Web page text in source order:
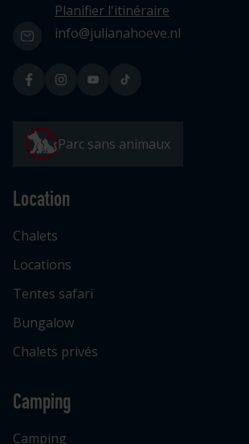
Planifier l'itinéraire
info@julianahoeve.nl
Parc sans animaux
Location
Chalets
Locations
Tentes safari
Bungalow
Chalets privés
Camping
Camping